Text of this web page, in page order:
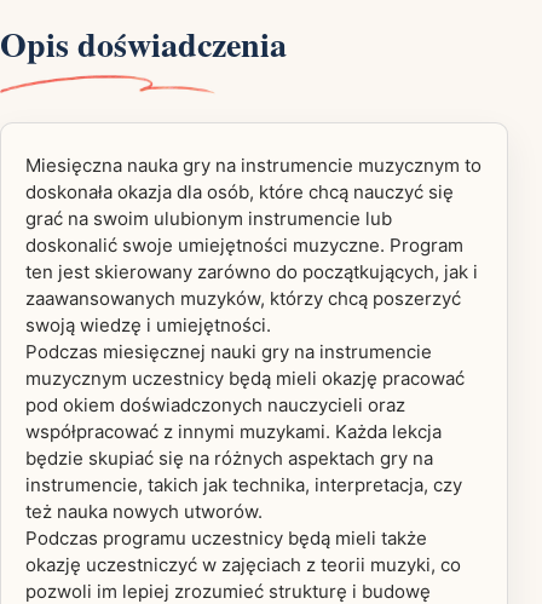
Opis doświadczenia
Miesięczna nauka gry na instrumencie muzycznym to
doskonała okazja dla osób, które chcą nauczyć się
grać na swoim ulubionym instrumencie lub
doskonalić swoje umiejętności muzyczne. Program
ten jest skierowany zarówno do początkujących, jak i
zaawansowanych muzyków, którzy chcą poszerzyć
swoją wiedzę i umiejętności.
Podczas miesięcznej nauki gry na instrumencie
muzycznym uczestnicy będą mieli okazję pracować
pod okiem doświadczonych nauczycieli oraz
współpracować z innymi muzykami. Każda lekcja
będzie skupiać się na różnych aspektach gry na
instrumencie, takich jak technika, interpretacja, czy
też nauka nowych utworów.
Podczas programu uczestnicy będą mieli także
okazję uczestniczyć w zajęciach z teorii muzyki, co
pozwoli im lepiej zrozumieć strukturę i budowę